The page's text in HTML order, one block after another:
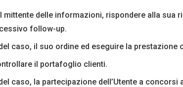
mittente delle informazioni, rispondere alla sua
follow-up.
caso, il suo ordine ed eseguire la
il portafoglio clienti.
caso, la partecipazione dell’Utente a